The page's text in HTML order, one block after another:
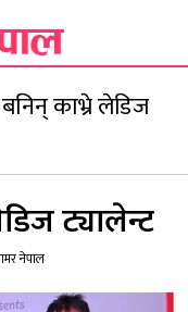
काभ्रे लेडिज
ट्यालेन्ट
नेपाल